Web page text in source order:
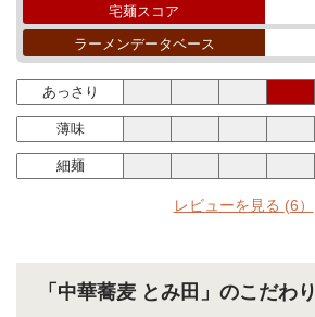
宅麺スコア
ラーメンデータベース
あっさり
薄味
細麺
レビューを見る (6）
「中華蕎麦 とみ田」のこだわり